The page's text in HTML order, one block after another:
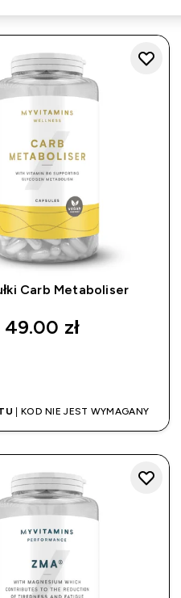
Carb Metaboliser
49.00 zł‎
| KOD NIE JEST WYMAGANY